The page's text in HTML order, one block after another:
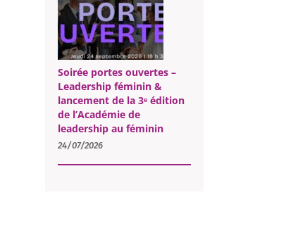
Soirée portes ouvertes –
Leadership féminin &
lancement de la 3ᵉ édition
de l’Académie de
leadership au féminin
24/07/2026